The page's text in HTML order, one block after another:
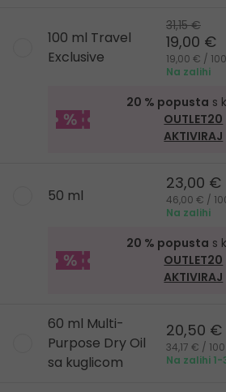
100 ml Travel
Exclusive
31,15 €
19,00 €
19,00 € /
Na zalihi
20 % popusta s
OUTLET20
AKTIVIRAJ
50 ml
23,00 €
46,00 € /
Na zalihi
20 % popusta s
OUTLET20
AKTIVIRAJ
60 ml Multi-
Purpose Dry Oil
sa kuglicom
20,50 €
34,17 € /
Na zalihi